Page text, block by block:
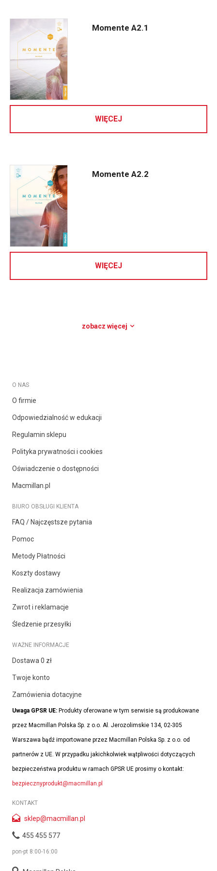
Momente A2.1
WIĘCEJ
Momente A2.2
WIĘCEJ
zobacz więcej
O NAS
O firmie
Odpowiedzialność w edukacji
Regulamin sklepu
Polityka prywatności i cookies
Oświadczenie o dostępności
Macmillan.pl
BIURO OBSŁUGI KLIENTA
FAQ / Najczęstsze pytania
Pomoc
Metody Płatności
Koszty dostawy
Realizacja zamówienia
Zwrot i reklamacje
Śledzenie przesyłki
WAŻNE INFORMACJE
Dostawa 0 zł
Twoje konto
Zamówienia dotacyjne
Uwaga GPSR UE: Produkty oferowane w tym serwisie są produkowane
przez Macmillan Polska Sp. z o.o. Al. Jerozolimskie 134, 02-305
Warszawa bądź importowane przez Macmillan Polska Sp. z o.o. od
partnerów z UE. W przypadku jakichkolwiek wątpliwości dotyczących
bezpieczeństwa produktu w ramach GPSR UE prosimy o kontakt:
bezpiecznyprodukt@macmillan.pl
KONTAKT
sklep@macmillan.pl
455 455 577
pon-pt 8:00-16:00